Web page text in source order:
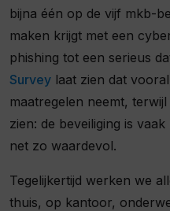
bijna één op de vijf mkb-
maken krijgt met een
phishing tot een serieus
Survey laat zien dat
maatregelen neemt,
zien: de beveiliging is
net zo waardevol.
Tegelijkertijd werken we
thuis, op kantoor,